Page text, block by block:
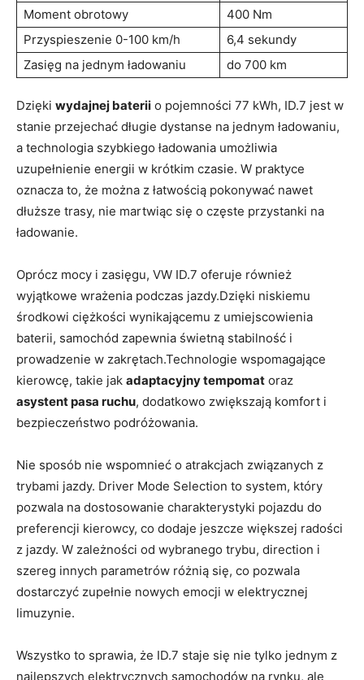
Moment obrotowy
400 Nm
Przyspieszenie 0-100 km/h
6,4 sekundy
Zasięg na jednym ładowaniu
do 700 km
Dzięki wydajnej baterii o pojemności 77 kWh, ID.7 jest w
stanie przejechać długie dystanse na jednym ładowaniu,
a technologia szybkiego ładowania umożliwia
uzupełnienie energii w krótkim czasie. W praktyce
oznacza to, że można z łatwością pokonywać nawet
dłuższe trasy, nie martwiąc się o częste przystanki na
ładowanie.
Oprócz mocy i zasięgu, VW ID.7 oferuje również
wyjątkowe wrażenia podczas jazdy.Dzięki niskiemu
środkowi ciężkości wynikającemu z umiejscowienia
baterii, samochód zapewnia świetną stabilność i
prowadzenie w zakrętach.Technologie wspomagające
kierowcę, takie jak adaptacyjny tempomat oraz
asystent pasa ruchu, dodatkowo zwiększają komfort i
bezpieczeństwo podróżowania.
Nie sposób nie wspomnieć o atrakcjach związanych z
trybami jazdy. Driver Mode Selection to system, który
pozwala na dostosowanie charakterystyki pojazdu do
preferencji kierowcy, co dodaje jeszcze większej radości
z jazdy. W zależności od wybranego trybu, direction i
szereg innych parametrów różnią się, co pozwala
dostarczyć zupełnie nowych emocji w elektrycznej
limuzynie.
Wszystko to sprawia, że ID.7 staje się nie tylko jednym z
najlepszych elektrycznych samochodów na rynku, ale